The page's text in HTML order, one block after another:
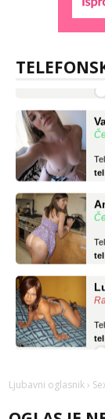
Ljubavni oglasnik ›